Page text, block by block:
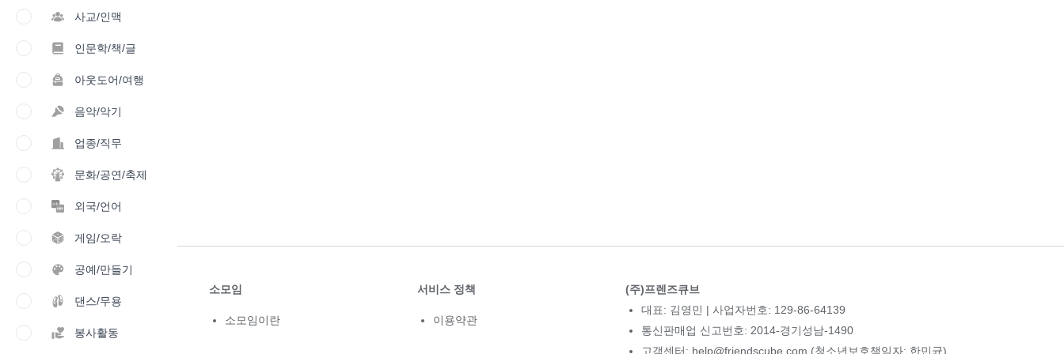
사교/인맥
인문학/책/글
아웃도어/여행
음악/악기
업종/직무
문화/공연/축제
외국/언어
게임/오락
공예/만들기
댄스/무용
봉사활동
소모임
소모임이란
서비스 정책
이용약관
(주)프렌즈큐브
대표: 김영민 | 사업자번호: 129-86-64139
통신판매업 신고번호: 2014-경기성남-1490
고객센터: help@friendscube.com (청소년보호책임자: 한민균)